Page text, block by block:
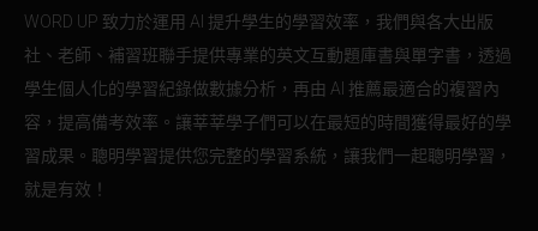
WORD UP 致力於運用 AI 提升學生的學習效率，我們與各大出版
社、老師、補習班聯手提供專業的英文互動題庫書與單字書，透過
學生個人化的學習紀錄做數據分析，再由 AI 推薦最適合的複習內
容，提高備考效率。讓莘莘學子們可以在最短的時間獲得最好的學
習成果。聰明學習提供您完整的學習系統，讓我們一起聰明學習，
就是有效！